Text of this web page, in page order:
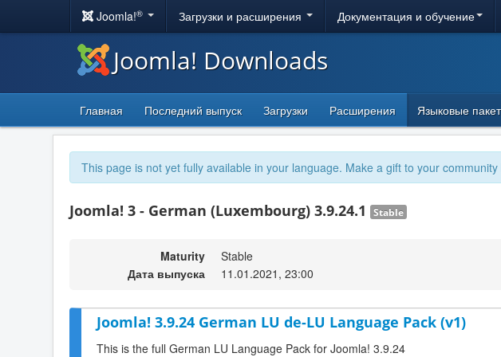
Joomla!® Загрузки и расширения Документация и обучение
Joomla! Downloads
Главная Последний выпуск Загрузки Расширения Языковые
This page is not yet fully available in your language. Make a gift to your
Joomla! 3 - German (Luxembourg) 3.9.24.1 Stable
Maturity
Stable
Дата выпуска
11.01.2021, 23:00
Joomla! 3.9.24 German LU de-LU Language Pack (v1)
This is the full German LU Language Pack for Joomla! 3.9.24